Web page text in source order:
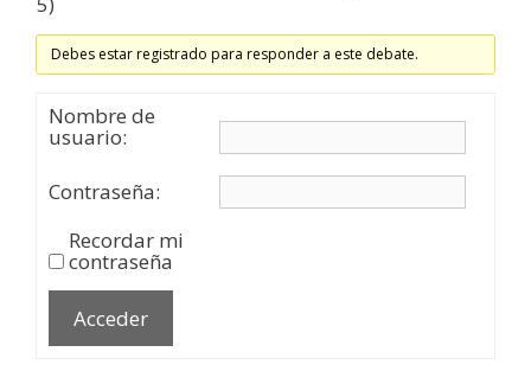
Debes estar registrado para responder a este debate.
Nombre de
usuario:
Contraseña:
Recordar mi
contraseña
Acceder